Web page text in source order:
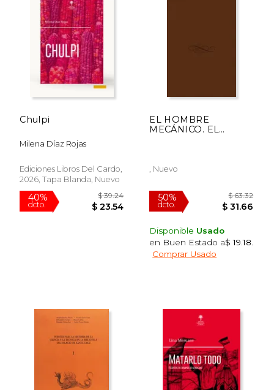
Chulpi
Milena Díaz Rojas
Ediciones Libros Del Cardo,
2026, Tapa Blanda, Nuevo
EL HOMBRE
MECÁNICO. EL
HUMANA (En
, Nuevo
Disponible Usado
en Buen Estado a$ 19.18
Comprar Usado